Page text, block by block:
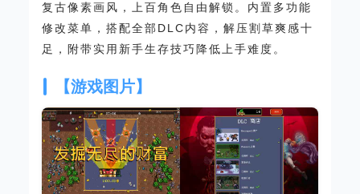
复古像素画风，上百角色自由解锁。内置多功能
修改菜单，搭配全部DLC内容，解压割草爽感十
足，附带实用新手生存技巧降低上手难度。
【游戏图片】